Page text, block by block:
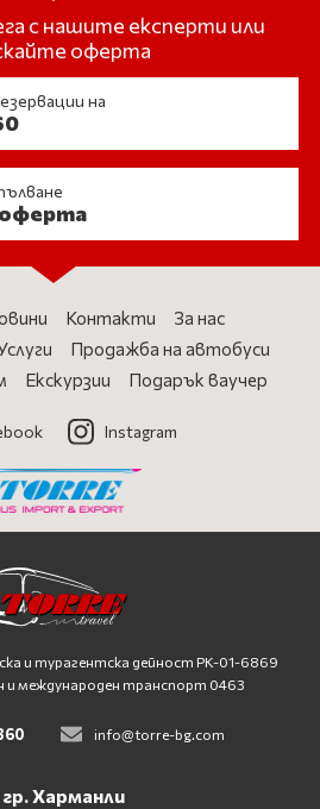
с нашите експерти или
оферта
на
Контакти
За нас
Продажба на автобуси
Екскурзии Подарък ваучер
Instagram
и турагентска дейност PK-01-6869
и международен транспорт 0463
info@torre-bg.com
Харманли